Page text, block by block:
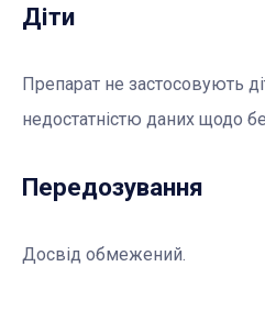
Діти
Препарат не застосовують
недостатністю даних щодо
Передозування
Досвід обмежений.